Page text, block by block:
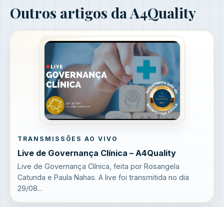
Outros artigos da A4Quality
TRANSMISSÕES AO VIVO
Live de Governança Clínica – A4Quality
Live de Governança Clínica, feita por Rosangela
Catunda e Paula Nahas. A live foi transmitida no dia
29/08...